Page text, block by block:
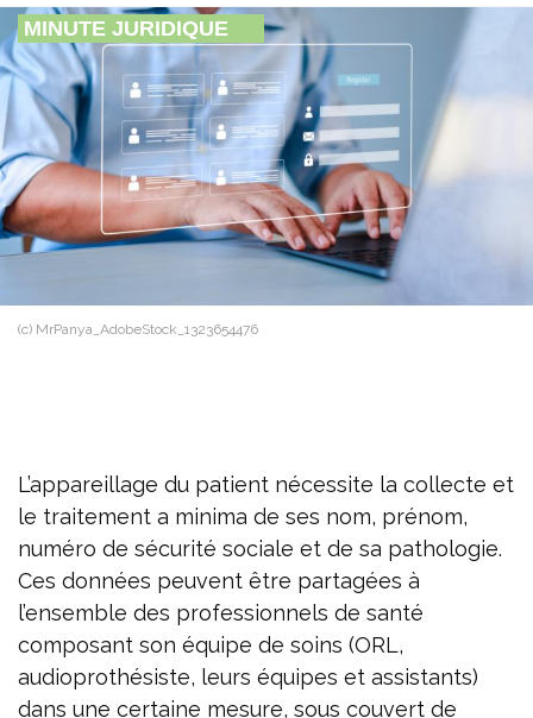
MINUTE JURIDIQUE
(c) MrPanya_AdobeStock_1323654476
L’appareillage du patient nécessite la collecte et
le traitement a minima de ses nom, prénom,
numéro de sécurité sociale et de sa pathologie.
Ces données peuvent être partagées à
l’ensemble des professionnels de santé
composant son équipe de soins (ORL,
audioprothésiste, leurs équipes et assistants)
dans une certaine mesure, sous couvert de